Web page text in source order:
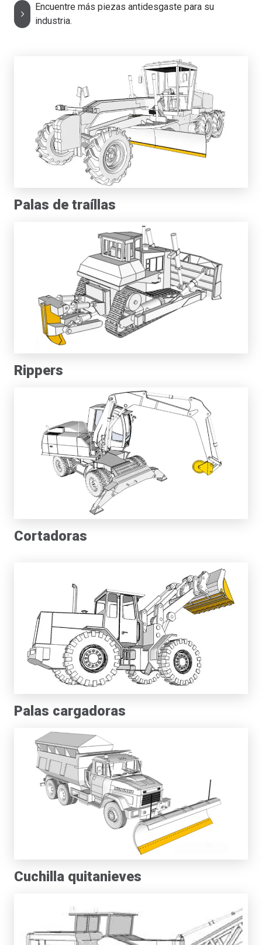
Encuentre más piezas antidesgaste para su
industria.
Palas de traíllas
Rippers
Cortadoras
Palas cargadoras
Cuchilla quitanieves